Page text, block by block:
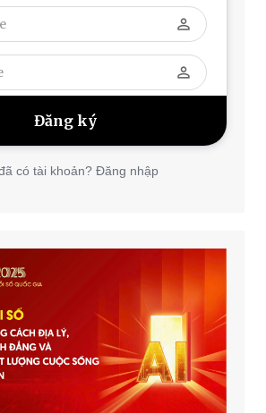
perm_identity
perm_identity
có tài khoản? Đăng nhập